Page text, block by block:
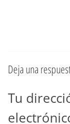
Deja una
Tu